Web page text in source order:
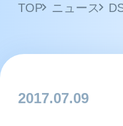
TOP ニュース
2017.07.09